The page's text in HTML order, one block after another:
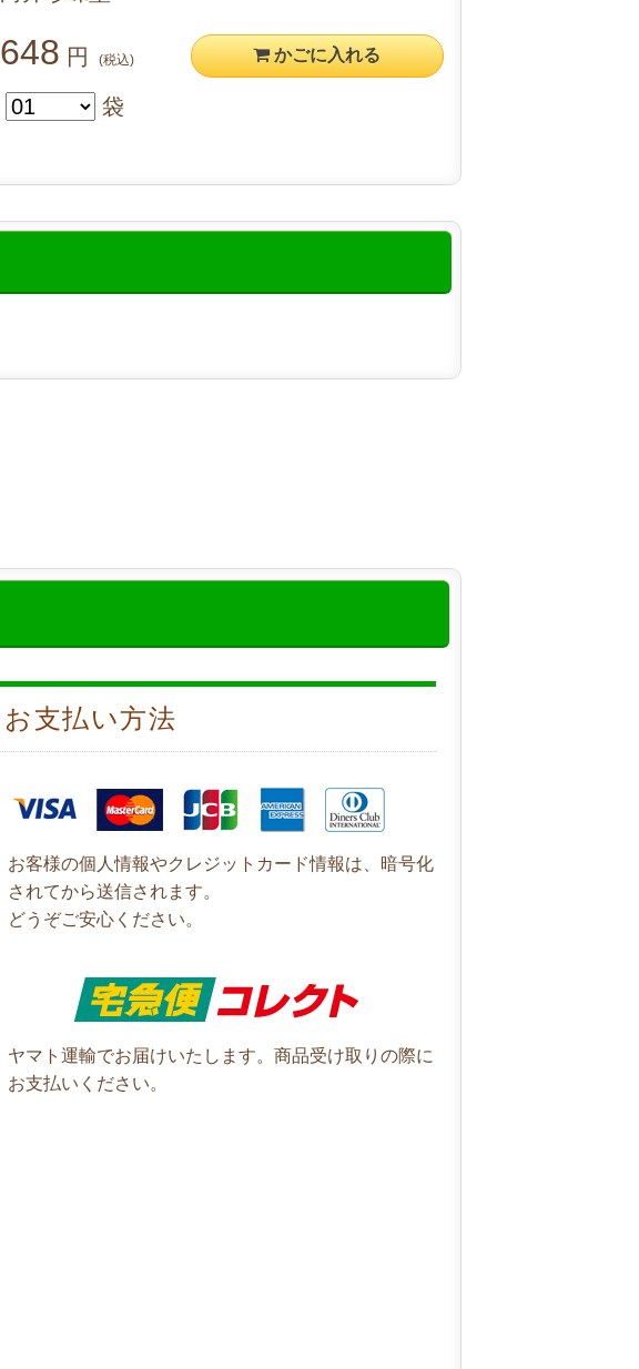
648 円 (税込) かごに入れる
袋
お支払い方法
お客様の個人情報やクレジットカード情報は、暗号化
されてから送信されます。
どうぞご安心ください。
ヤマト運輸でお届けいたします。商品受け取りの際に
お支払いください。